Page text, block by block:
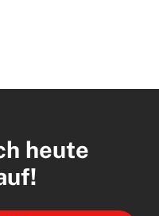
heute